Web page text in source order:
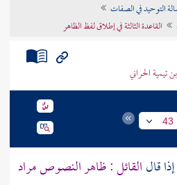
التوحيد في الصفات
القاعدة الثالثة في إطلاق لفظ الظاهر
تيمية الحراني
43
قالالقائل : ظاهر النصوص مراد